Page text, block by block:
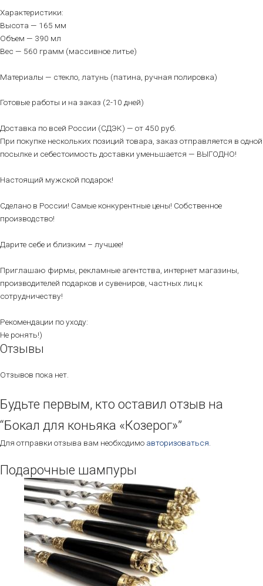
Характеристики:
Высота — 165 мм
Объем — 390 мл
Вес — 560 грамм (массивное литье)
Материалы — стекло, латунь (патина, ручная полировка)
Готовые работы и на заказ (2-10 дней)
Доставка по всей России (СДЭК) — от 450 руб.
При покупке нескольких позиций товара, заказ отправляется в одной
посылке и себестоимость доставки уменьшается — ВЫГОДНО!
Настоящий мужской подарок!
Сделано в России! Самые конкурентные цены! Собственное
производство!
Дарите себе и близким – лучшее!
Приглашаю фирмы, рекламные агентства, интернет магазины,
производителей подарков и сувениров, частных лиц к
сотрудничеству!
Рекомендации по уходу:
Не ронять!)
Отзывы
Отзывов пока нет.
Будьте первым, кто оставил отзыв на
“Бокал для коньяка «Козерог»”
Для отправки отзыва вам необходимо авторизоваться
Подарочные шампуры
товар
имеет
несколько
Опции